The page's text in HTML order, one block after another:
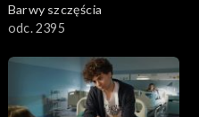
Barwy szczęścia
odc. 2395